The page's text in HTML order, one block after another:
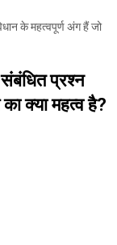
के महत्वपूर्ण अंग हैं जो
संबंधित प्रश्न
क्या महत्व है?